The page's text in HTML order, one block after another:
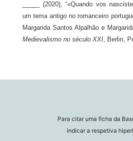
_____ (2020), “«Quando vos
um tema antigo no romanceiro
Margarida Santos Alpalhão e
Medievalismo no século XXI, Berlin,
Para citar uma ficha da
indicar a respetiva